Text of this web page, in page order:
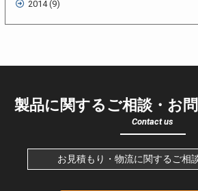
2014 (9)
製品に関するご相談・お
Contact us
お見積もり・物流に関するご相